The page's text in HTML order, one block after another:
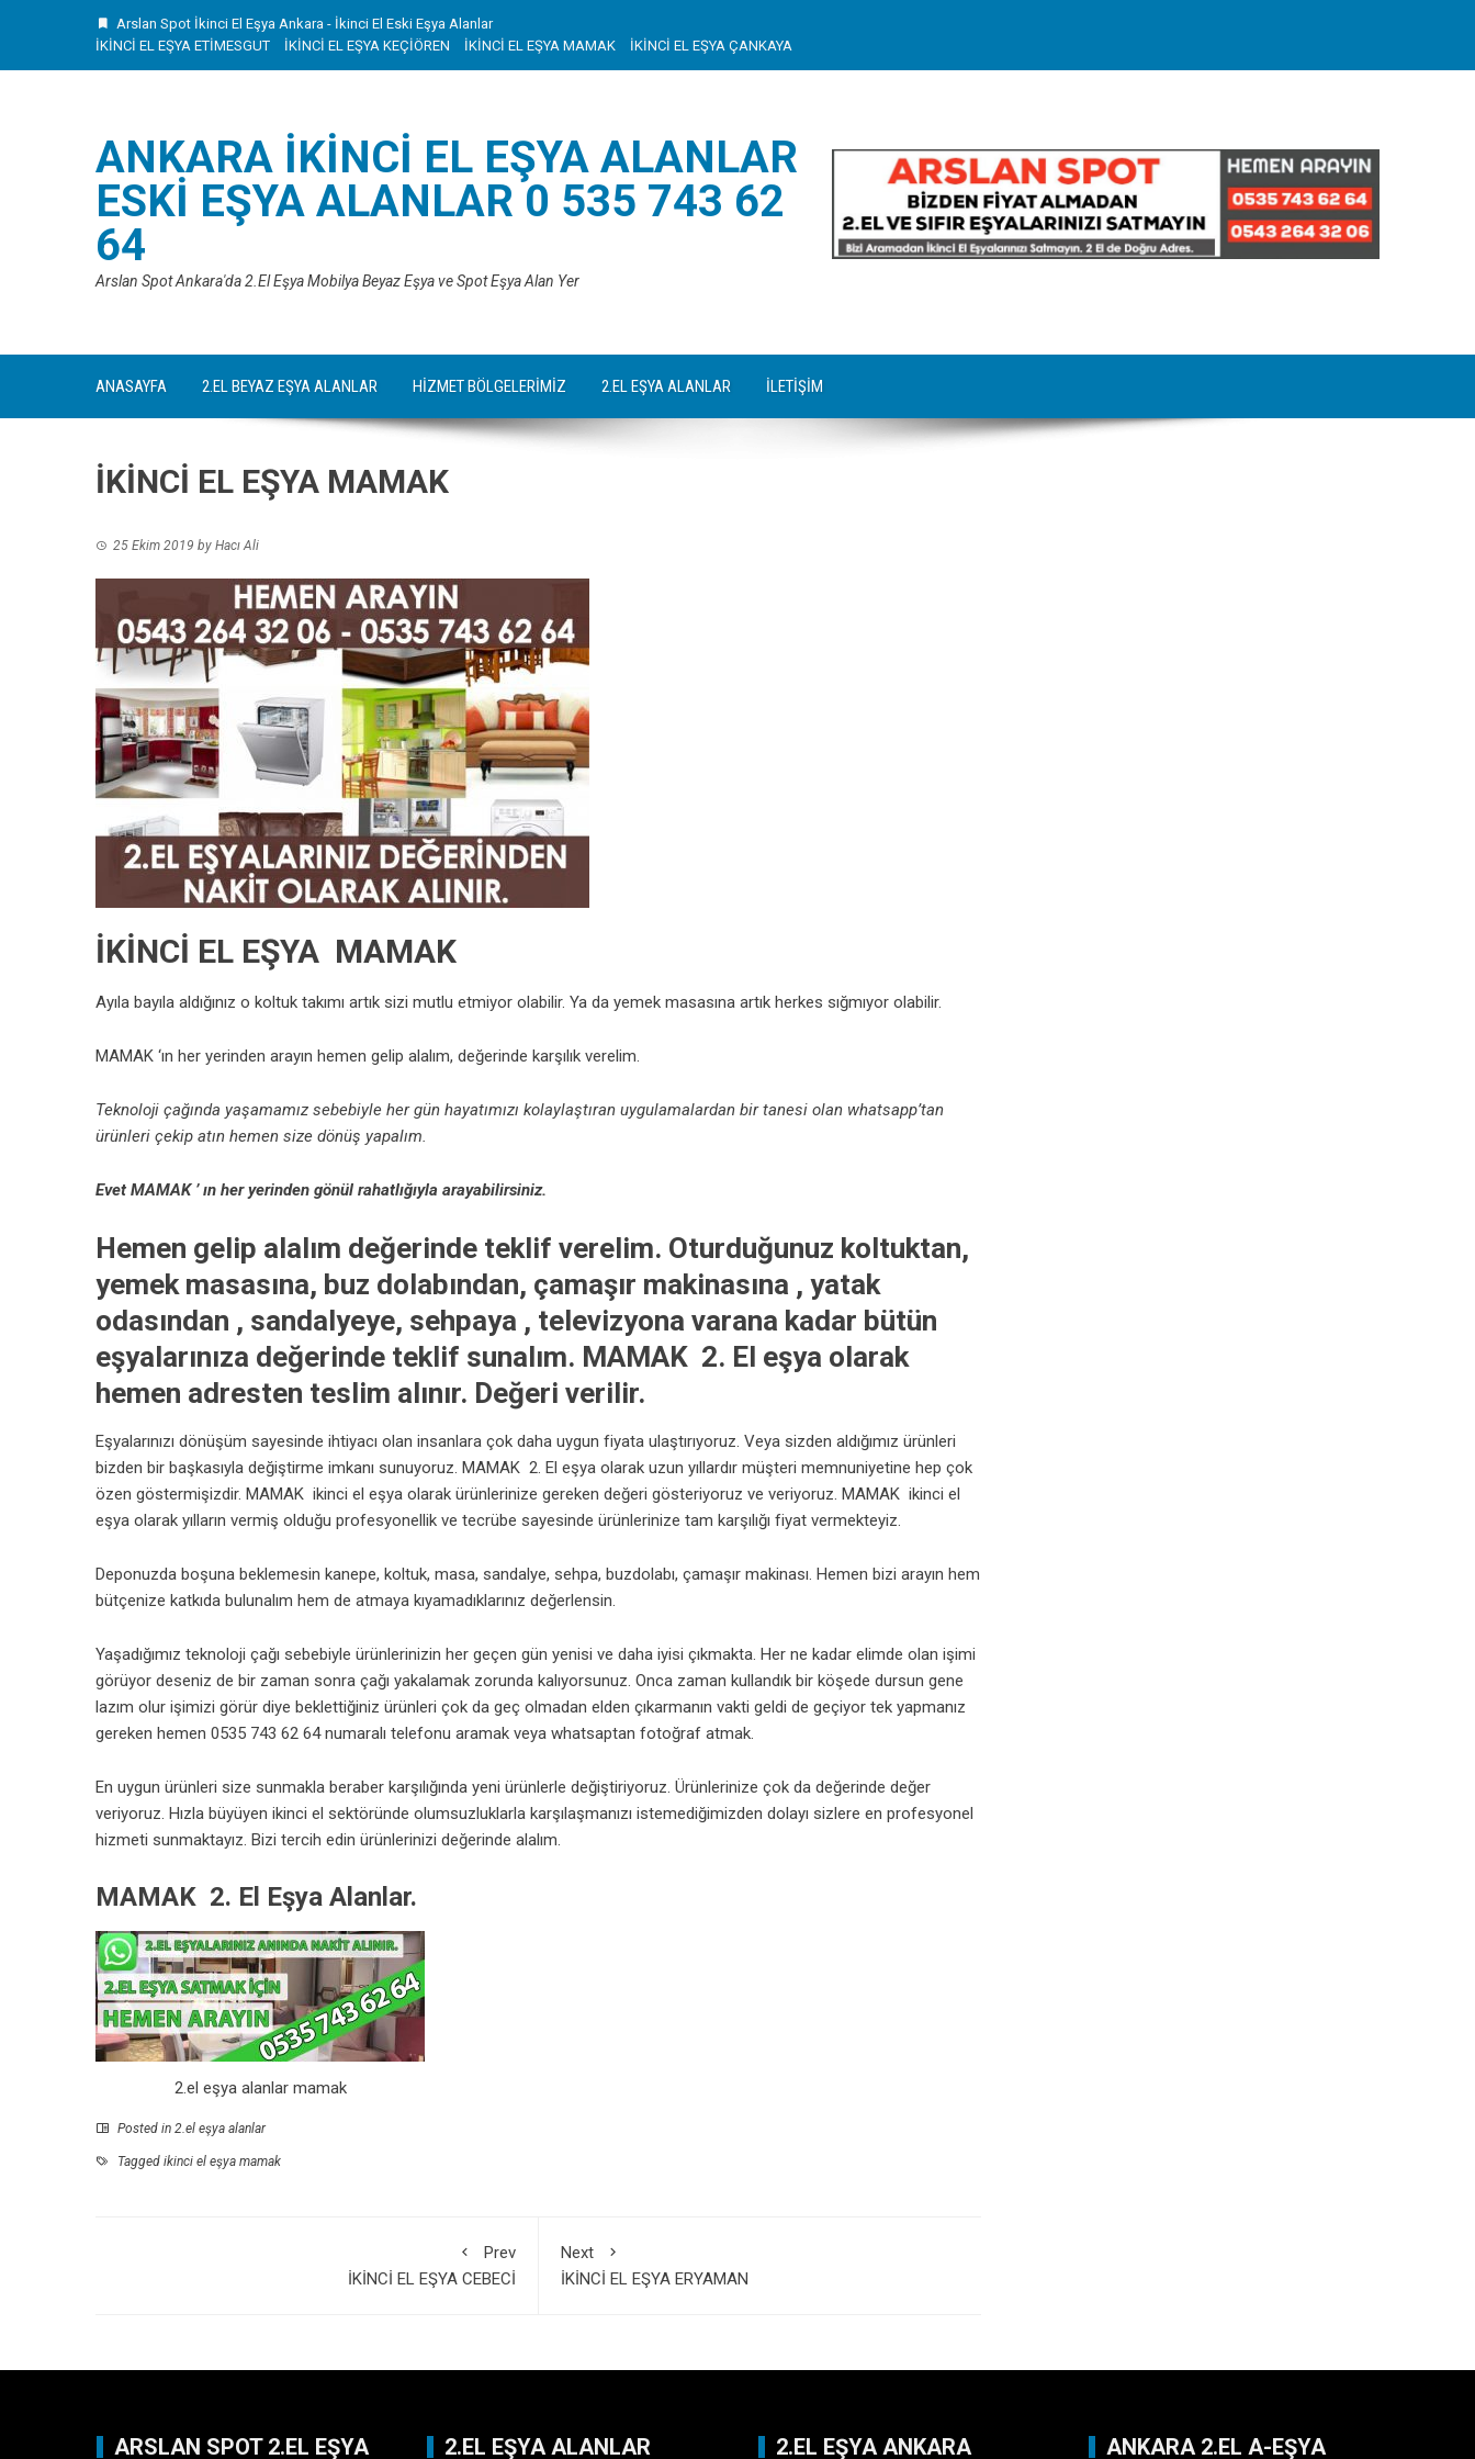
Arslan Spot İkinci El Eşya Ankara - İkinci El Eski Eşya Alanlar
İKİNCİ EL EŞYA ETİMESGUT
İKİNCİ EL EŞYA KEÇİÖREN İKİNCİ EL EŞYA MAMAK İKİNCİ EL EŞYA ÇANKAYA
ANKARA İKINCI EL EŞYA ALANLAR
ESKI EŞYA ALANLAR 0 535 743 62
64
Arslan Spot Ankara'da 2.El Eşya Mobilya Beyaz Eşya ve Spot Eşya Alan Yer
ANASAYFA 2.EL BEYAZ EŞYA ALANLAR HİZMET BÖLGELERİMİZ 2.EL EŞYA ALANLAR İLETİŞİM
İKİNCİ EL EŞYA MAMAK
25 Ekim 2019 by Hacı Ali
İKİNCİ EL EŞYA MAMAK
Ayıla bayıla aldığınız o koltuk takımı artık sizi mutlu etmiyor olabilir. Ya da yemek masasına artık herkes sığmıyor olabilir.
MAMAK ‘ın her yerinden arayın hemen gelip alalım, değerinde karşılık verelim.
Teknoloji çağında yaşamamız sebebiyle her gün hayatımızı kolaylaştıran uygulamalardan bir tanesi olan whatsapp’tan
ürünleri çekip atın hemen size dönüş yapalım.
Evet MAMAK ’ ın her yerinden gönül rahatlığıyla arayabilirsiniz.
Hemen gelip alalım değerinde teklif verelim. Oturduğunuz koltuktan,
yemek masasına, buz dolabından, çamaşır makinasına , yatak
odasından , sandalyeye, sehpaya , televizyona varana kadar bütün
eşyalarınıza değerinde teklif sunalım. MAMAK 2. El eşya olarak
hemen adresten teslim alınır. Değeri verilir.
Eşyalarınızı dönüşüm sayesinde ihtiyacı olan insanlara çok daha uygun fiyata ulaştırıyoruz. Veya sizden aldığımız ürünleri
bizden bir başkasıyla değiştirme imkanı sunuyoruz. MAMAK 2. El eşya olarak uzun yıllardır müşteri memnuniyetine hep çok
özen göstermişizdir. MAMAK ikinci el eşya olarak ürünlerinize gereken değeri gösteriyoruz ve veriyoruz. MAMAK ikinci el
eşya olarak yılların vermiş olduğu profesyonellik ve tecrübe sayesinde ürünlerinize tam karşılığı fiyat vermekteyiz.
Deponuzda boşuna beklemesin kanepe, koltuk, masa, sandalye, sehpa, buzdolabı, çamaşır makinası. Hemen bizi arayın hem
bütçenize katkıda bulunalım hem de atmaya kıyamadıklarınız değerlensin.
Yaşadığımız teknoloji çağı sebebiyle ürünlerinizin her geçen gün yenisi ve daha iyisi çıkmakta. Her ne kadar elimde olan işimi
görüyor deseniz de bir zaman sonra çağı yakalamak zorunda kalıyorsunuz. Onca zaman kullandık bir köşede dursun gene
lazım olur işimizi görür diye beklettiğiniz ürünleri çok da geç olmadan elden çıkarmanın vakti geldi de geçiyor tek yapmanız
gereken hemen 0535 743 62 64 numaralı telefonu aramak veya whatsaptan fotoğraf atmak.
En uygun ürünleri size sunmakla beraber karşılığında yeni ürünlerle değiştiriyoruz. Ürünlerinize çok da değerinde değer
veriyoruz. Hızla büyüyen ikinci el sektöründe olumsuzluklarla karşılaşmanızı istemediğimizden dolayı sizlere en profesyonel
hizmeti sunmaktayız. Bizi tercih edin ürünlerinizi değerinde alalım.
MAMAK 2. El Eşya Alanlar.
2.el eşya alanlar mamak
Posted in 2.el eşya alanlar
Tagged ikinci el eşya mamak
Prev
İKİNCİ EL EŞYA CEBECİ
Next
İKİNCİ EL EŞYA ERYAMAN
ARSLAN SPOT 2.EL EŞYA 2.EL EŞYA ALANLAR 2.EL EŞYA ANKARA ANKARA 2.EL A-EŞYA